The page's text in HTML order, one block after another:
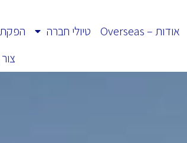
אודות – Overseas טיולי חברה הפקת